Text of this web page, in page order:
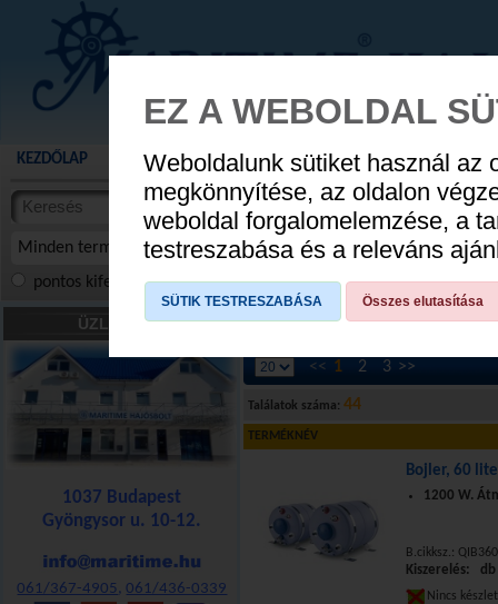
AUGUSZTUS
KEZDŐLAP AKCIÓS TERMÉKEK WEBÁRUHÁZ HÍREK
Minden termék
termékekben
cikkekben
pontos kifejezés összes szóra szóra, szótöredék
ÜZLETÜNK
1037 Budapest
Gyöngysor u. 10-12.
061/367-4905,061/436-0339
Vízrendszer»Víztartály
<< 1 2 3 >>
Találatok száma: 44
TERMÉKNÉV
Bojler, 60
1200 W.
B.cikksz.:
Kiszerelés: db
Nincs
EZ A WEBOLDAL
Weboldalunk sütiket használ az
megkönnyítése, az oldalon
weboldal forgalomelemzése, a
testreszabása és a releváns
SÜTIK TESTRESZABÁSA Összes elutasítása